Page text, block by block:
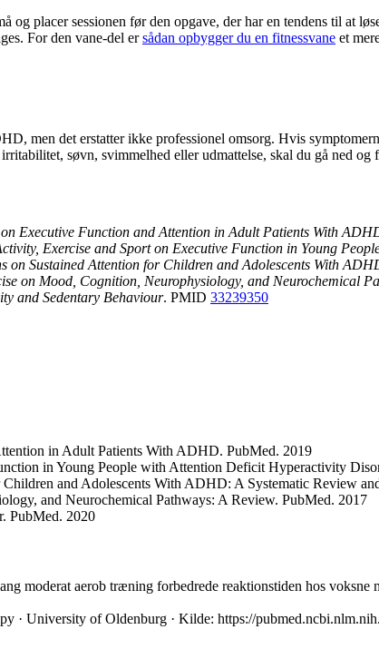
og placer sessionen før den opgave, der har en tendens til at
For den vane-del ersådan opbygger du en fitnessvane et
men det erstatter ikke professionel omsorg. Hvis
søvn, svimmelhed eller udmattelse, skal du gå ned og
Executive Function and Attention in Adult Patients With
Exercise and Sport on Executive Function in Young
on Sustained Attention for Children and Adolescents With
on Mood, Cognition, Neurophysiology, and Neurochemical
and Sedentary Behaviour. PMID 33239350
in Adult Patients With ADHD. PubMed. 2019
in Young People with Attention Deficit Hyperactivity
and Adolescents With ADHD: A Systematic Review
and Neurochemical Pathways: A Review. PubMed. 2017
PubMed. 2020
moderat aerob træning forbedrede reaktionstiden hos
· University of Oldenburg · Kilde: https://